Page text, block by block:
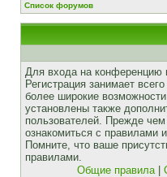
Список форумов
Для входа на конференцию
Регистрация занимает
более широкие
установлены также
пользователей. Прежде чем
ознакомиться с правилами
Помните, что ваше
правилами.
Общие правила|